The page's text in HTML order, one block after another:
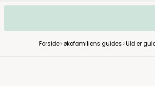
Forside økofamiliens guides Uld er